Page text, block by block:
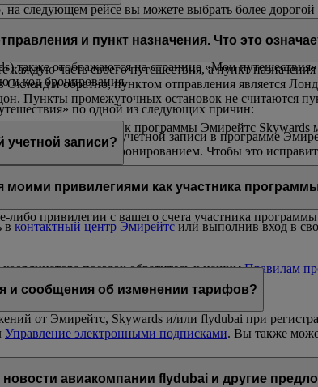
следующем рейсе вы можете выбрать более
на пакет «Премиум»
, чтобы в
перелеты рейсами Эмирейтс. Если вы
также отображаются на странице «Мои
и код бронирования.
по одной из следующих причин:
с именем учетной записи в программе
не связан с бронированием. Чтобы это
обратитесь вконтактный центр Эмирейтс.
и пункт назначения. Что это
каждую часть своего путешествия, а пункт
Окленд и обратно, пунктом отправления является
Пункты промежуточных остановок не считаются
которое участник программы Эмирейтс
поездок может:
в контактный центр Эмирейтс или выполнив вход в
поездок обратитесь к нашимПравилам
учетной записи?
привилегиями как участника
либо привилегии с вашего счета участника
и сообщения об изменении тарифов?
от Эмирейтс, Skywards и/или flydubai при
Управление электронными подписками. Вы также
или Эмирейтс, перейдя по соответствующей ссылке
программы Эмирейтс Skywards или
авиакомпании flydubai и другие